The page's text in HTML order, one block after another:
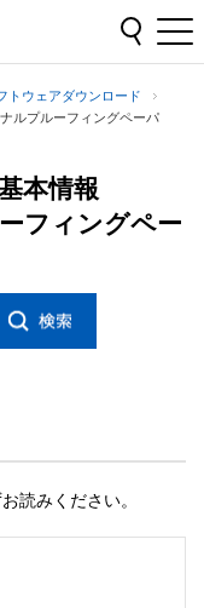
トウェアダウンロード
ルプルーフィングペーパ
本情報
フィングペー
読みください。